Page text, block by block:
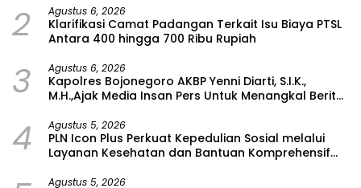
2 Agustus 6, 2026
Klarifikasi Camat Padangan Terkait Isu Biaya PTSL
Antara 400 hingga 700 Ribu Rupiah
3 Agustus 6, 2026
Kapolres Bojonegoro AKBP Yenni Diarti, S.I.K.,
M.H.,Ajak Media Insan Pers Untuk Menangkal Berita
4 Agustus 5, 2026
PLN Icon Plus Perkuat Kepedulian Sosial melalui
Layanan Kesehatan dan Bantuan Komprehensif
Agustus 5, 2026